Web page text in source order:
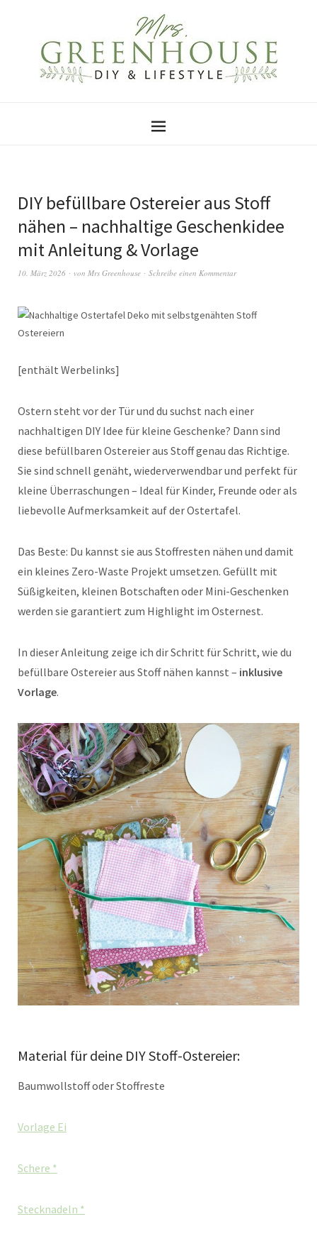
DIY befüllbare Ostereier aus Stoff
nähen – nachhaltige Geschenkidee
mit Anleitung & Vorlage
10. März 2026 von Mrs Greenhouse Schreibe einen Kommentar
[enthält Werbelinks]
Ostern steht vor der Tür und du suchst nach einer
nachhaltigen DIY Idee für kleine Geschenke? Dann sind
diese befüllbaren Ostereier aus Stoff genau das Richtige.
Sie sind schnell genäht, wiederverwendbar und perfekt für
kleine Überraschungen – Ideal für Kinder, Freunde oder als
liebevolle Aufmerksamkeit auf der Ostertafel.
Das Beste: Du kannst sie aus Stoffresten nähen und damit
ein kleines Zero-Waste Projekt umsetzen. Gefüllt mit
Süßigkeiten, kleinen Botschaften oder Mini-Geschenken
werden sie garantiert zum Highlight im Osternest.
In dieser Anleitung zeige ich dir Schritt für Schritt, wie du
befüllbare Ostereier aus Stoff nähen kannst – inklusive
Vorlage.
Material für deine DIY Stoff-Ostereier:
Baumwollstoff oder Stoffreste
Vorlage Ei
Schere *
Stecknadeln *